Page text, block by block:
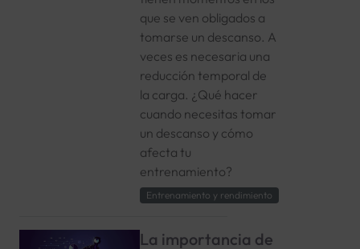
que se ven obligados a
tomarse un descanso. A
veces es necesaria una
reducción temporal de
la carga. ¿Qué hacer
cuando necesitas tomar
un descanso y cómo
afecta tu
entrenamiento?
Entrenamiento y rendimiento
La importancia de